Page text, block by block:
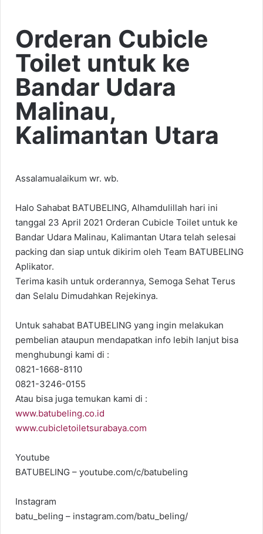
Orderan Cubicle
Toilet untuk ke
Bandar Udara
Malinau,
Kalimantan Utara
Assalamualaikum wr. wb.
Halo Sahabat BATUBELING, Alhamdulillah hari ini
tanggal 23 April 2021 Orderan Cubicle Toilet untuk ke
Bandar Udara Malinau, Kalimantan Utara telah selesai
packing dan siap untuk dikirim oleh Team BATUBELING
Aplikator.
Terima kasih untuk orderannya, Semoga Sehat Terus
dan Selalu Dimudahkan Rejekinya.
Untuk sahabat BATUBELING yang ingin melakukan
pembelian ataupun mendapatkan info lebih lanjut bisa
menghubungi kami di :
0821-1668-8110
0821-3246-0155
Atau bisa juga temukan kami di :
www.batubeling.co.id
www.cubicletoiletsurabaya.com
Youtube
BATUBELING – youtube.com/c/batubeling
Instagram
batu_beling – instagram.com/batu_beling/